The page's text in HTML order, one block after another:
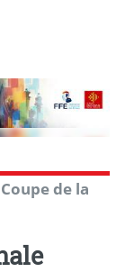
Coupe de la